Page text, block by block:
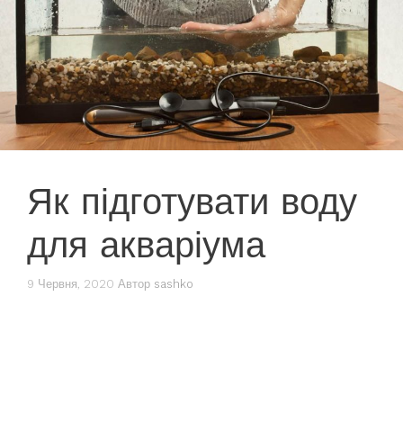
Як підготувати воду
для акваріума
9 Червня, 2020 Автор sashko